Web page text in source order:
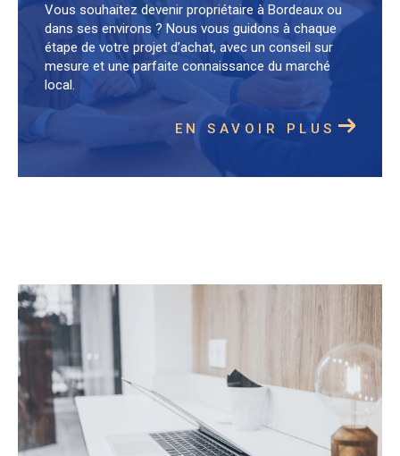
Vous souhaitez devenir propriétaire à Bordeaux ou
dans ses environs ? Nous vous guidons à chaque
étape de votre projet d’achat, avec un conseil sur
mesure et une parfaite connaissance du marché
local.
EN SAVOIR PLUS